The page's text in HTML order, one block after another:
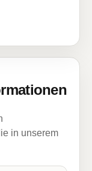
in unserem